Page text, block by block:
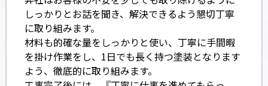
しっかりとお話を聞き、解決できるよう懇切丁寧
に取り組みます。
材料も的確な量をしっかりと使い、丁寧に手間暇
を掛け作業をし、1日でも長く持つ塗装となります
よう、徹底的に取り組みます。